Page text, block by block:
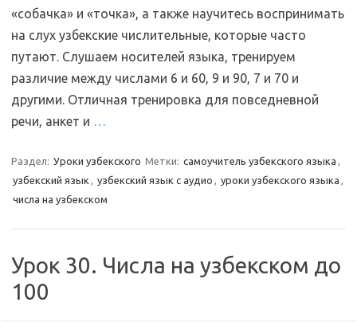
«собачка» и «точка», а также научитесь воспринимать
на слух узбекские числительные, которые часто
путают. Слушаем носителей языка, тренируем
различие между числами 6 и 60, 9 и 90, 7 и 70 и
другими. Отличная тренировка для повседневной
речи, анкет и …
Раздел: Уроки узбекского Метки: самоучитель узбекского языка ,
узбекский язык , узбекский язык с аудио , уроки узбекского языка ,
числа на узбекском
Урок 30. Числа на узбекском до
100